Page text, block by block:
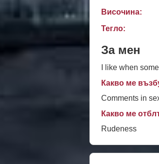
Височина:
Тегло:
За мен
I like when
Какво ме
Comments in
Какво ме
Rudeness